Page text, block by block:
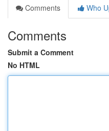
Comments
Who
Comments
Submit a Comment
No HTML